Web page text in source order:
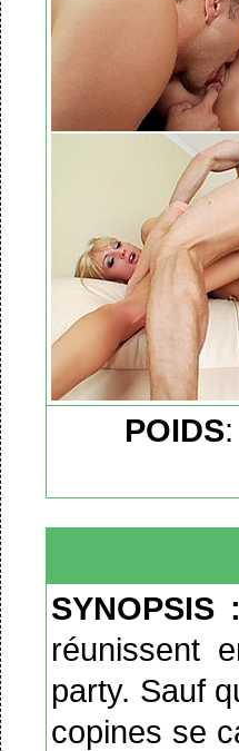
POIDS
SYNOPSIS :
réunissent
party. Sauf
copines se